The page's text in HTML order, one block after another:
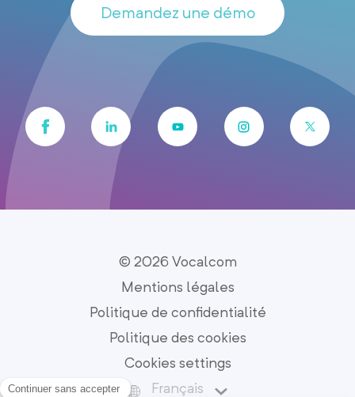
Demandez une démo
© 2026 Vocalcom
Mentions légales
Politique de confidentialité
Politique des cookies
Cookies settings
Français